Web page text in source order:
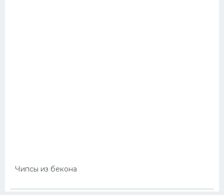
Чипсы из бекона